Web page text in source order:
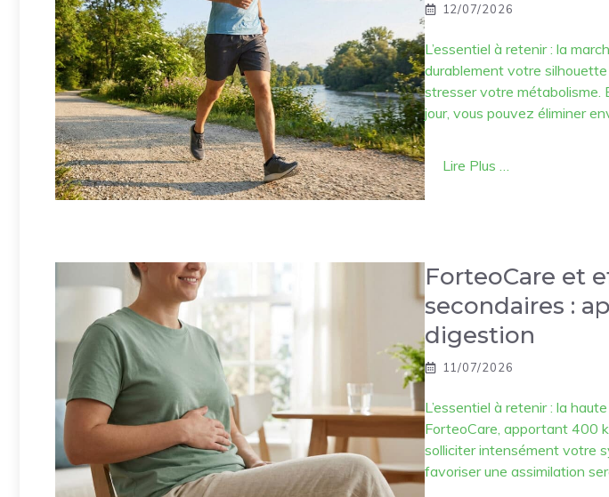
12/07/2026
L’essentiel à retenir : la
durablement votre
stresser votre métabolisme.
jour, vous pouvez éliminer
Lire Plus …
ForteoCare et
secondaires :
digestion
11/07/2026
L’essentiel à retenir : la
ForteoCare, apportant 400
solliciter intensément votre
favoriser une assimilation